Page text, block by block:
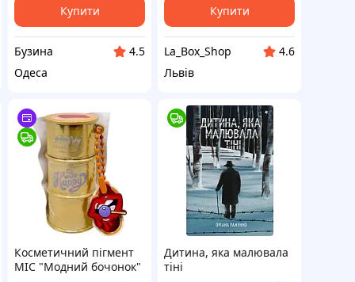
Купити
Бузина
4.5
Одеса
Купити
La_Box_Shop
4.6
Львів
Косметичний пігмент
MIC "Модний бочонок"
Дитина, яка малювала
тіні